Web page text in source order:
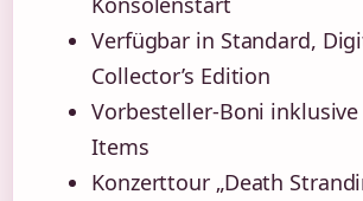
Verfügbar in Standard,
Collector’s Edition
Vorbesteller-Boni
Items
Konzerttour „Death